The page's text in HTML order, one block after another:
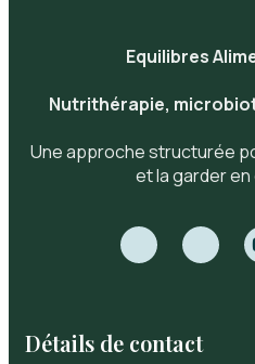
Equilibres
Nutrithérapie,
Une approche structurée
et la garder en
Détails de contact